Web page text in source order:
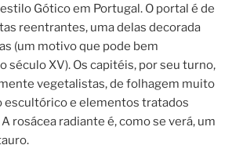
Gótico em Portugal. O portal é de
reentrantes, uma delas decorada
(um motivo que pode bem
século XV). Os capitéis, por seu turno,
vegetalistas, de folhagem muito
escultórico e elementos tratados
rosácea radiante é, como se verá, um